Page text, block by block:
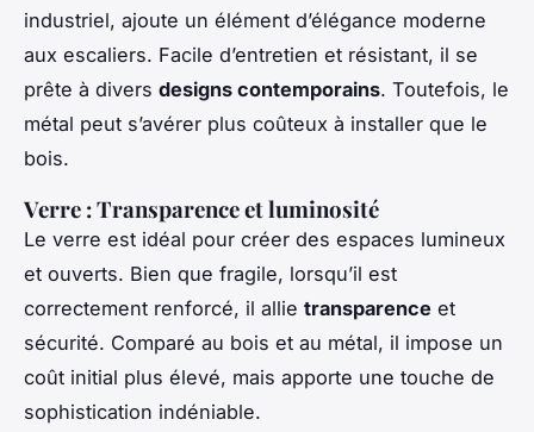
industriel, ajoute un élément d’élégance moderne
aux escaliers. Facile d’entretien et résistant, il se
prête à divers designs contemporains. Toutefois, le
métal peut s’avérer plus coûteux à installer que le
bois.
Verre : Transparence et luminosité
Le verre est idéal pour créer des espaces lumineux
et ouverts. Bien que fragile, lorsqu’il est
correctement renforcé, il allie transparence et
sécurité. Comparé au bois et au métal, il impose un
coût initial plus élevé, mais apporte une touche de
sophistication indéniable.